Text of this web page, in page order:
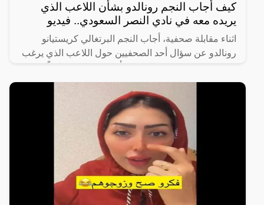
كيف أجاب النجم رونالدو بشأن اللاعب الذي
يريده معه في نادي النصر السعودي.. فيديو
اثناء مقابلة صحفية، أجاب النجم البرتغالي كريستيانو
رونالدو عن سؤال أحد الصحفيين حول اللاعب الذي يرغب
“أختارك أنت،